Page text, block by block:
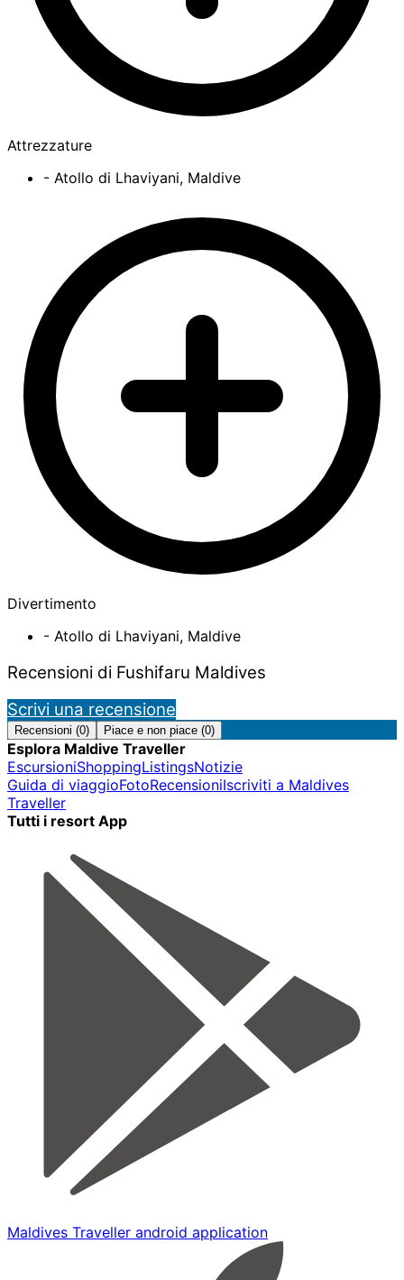
Attrezzature
- Atollo di Lhaviyani, Maldive
Divertimento
- Atollo di Lhaviyani, Maldive
Recensioni di Fushifaru Maldives
Scrivi una recensione
Recensioni (0) Piace e non piace (0)
Esplora Maldive Traveller
EscursioniShoppingListingsNotizie
Guida di viaggioFotoRecensioniIscriviti a Maldives
Traveller
Tutti i resort App
Maldives Traveller android application